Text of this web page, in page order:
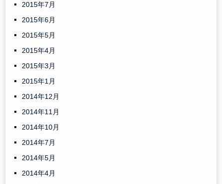
2015年7月
2015年6月
2015年5月
2015年4月
2015年3月
2015年1月
2014年12月
2014年11月
2014年10月
2014年7月
2014年5月
2014年4月